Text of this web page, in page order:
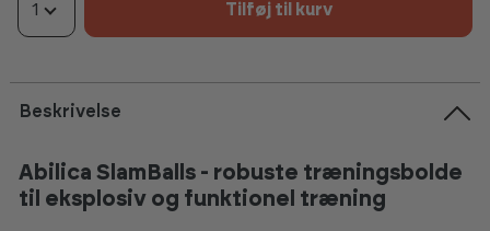
1 Tilføj til kurv
Beskrivelse
Abilica SlamBalls - robuste træningsbolde
til eksplosiv og funktionel træning